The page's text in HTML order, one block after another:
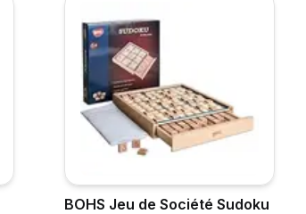
BOHS Jeu de Société Sudoku